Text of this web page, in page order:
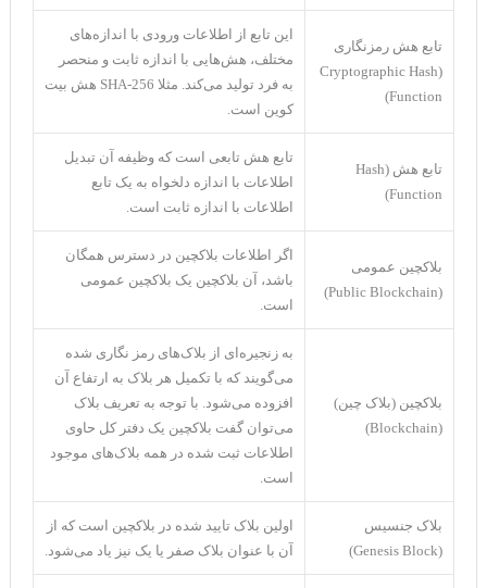
تابع هش رمزنگاری
(Cryptographic Hash
Function)
این تابع از اطلاعات ورودی با اندازه‌های
مختلف، هش‌هایی با اندازه ثابت و منحصر
به فرد تولید می‌کند. مثلا SHA-256 هش بیت
کوین است.
تابع هش (Hash
Function)
تابع هش تابعی است که وظیفه آن تبدیل
اطلاعات با اندازه دلخواه به یک تابع
اطلاعات با اندازه ثابت است.
بلاکچین عمومی
(Public Blockchain)
اگر اطلاعات بلاکچین در دسترس همگان
باشد، آن بلاکچین یک بلاکچین عمومی
است.
بلاکچین (بلاک چین)
(Blockchain)
به زنجیره‌ای از بلاک‌های رمز نگاری شده
می‌گویند که با تکمیل هر بلاک به ارتفاع آن
افزوده می‌شود. با توجه به تعریف بلاک
می‌توان گفت بلاکچین یک دفتر کل حاوی
اطلاعات ثبت شده در همه بلاک‌های موجود
است.
بلاک جنسیس
(Genesis Block)
اولین بلاک تایید شده در بلاکچین است که از
آن با عنوان بلاک صفر یا یک نیز یاد می‌شود.